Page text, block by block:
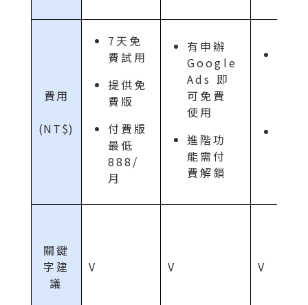
費用
(NT$)
7天免
費試用
提供免
費版
付費版
最低
888/
月
有申辦
Google
Ads 即
可免費
使用
進階功
能需付
費解鎖
關鍵
字建
議
V V V